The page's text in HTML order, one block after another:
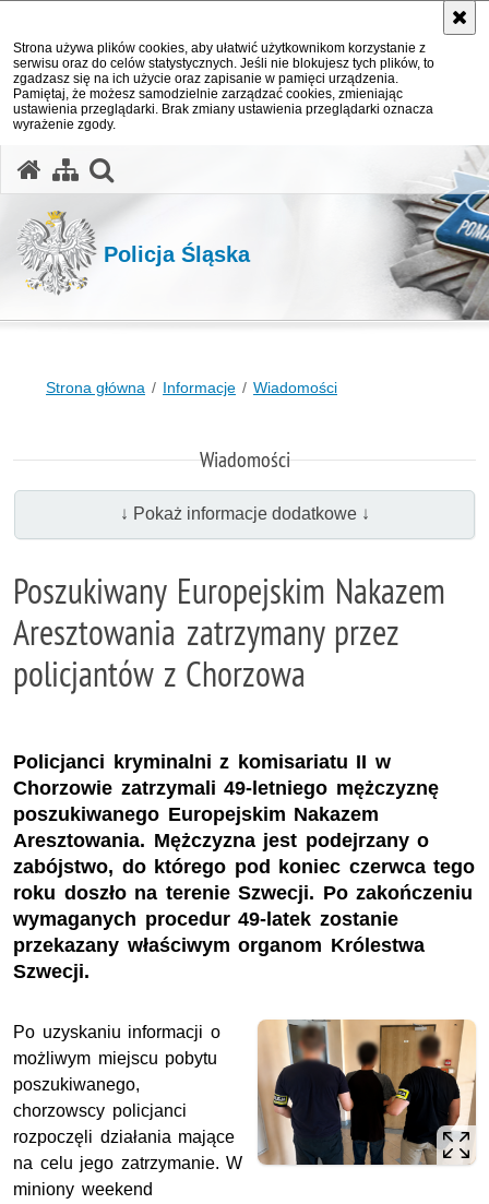
Strona używa plików cookies, aby ułatwić użytkownikom korzystanie z
serwisu oraz do celów statystycznych. Jeśli nie blokujesz tych plików, to
zgadzasz się na ich użycie oraz zapisanie w pamięci urządzenia.
Pamiętaj, że możesz samodzielnie zarządzać cookies, zmieniając
ustawienia przeglądarki. Brak zmiany ustawienia przeglądarki oznacza
wyrażenie zgody.
Policja Śląska
Strona główna Informacje Wiadomości
Wiadomości
↓ Pokaż informacje dodatkowe ↓
Poszukiwany Europejskim Nakazem
Aresztowania zatrzymany przez
policjantów z Chorzowa
Policjanci kryminalni z komisariatu II w
Chorzowie zatrzymali 49-letniego mężczyznę
poszukiwanego Europejskim Nakazem
Aresztowania. Mężczyzna jest podejrzany o
zabójstwo, do którego pod koniec czerwca tego
roku doszło na terenie Szwecji. Po zakończeniu
wymaganych procedur 49-latek zostanie
przekazany właściwym organom Królestwa
Szwecji.
Po uzyskaniu informacji o
możliwym miejscu pobytu
poszukiwanego,
chorzowscy policjanci
rozpoczęli działania mające
na celu jego zatrzymanie. W
miniony weekend